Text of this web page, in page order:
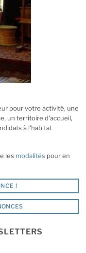
pour votre activité, une
un territoire d'accueil,
à l'habitat
les modalités pour en
!